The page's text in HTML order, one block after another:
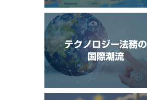
テクノロジー法務の
国際潮流